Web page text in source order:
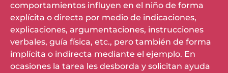
comportamientos influyen en el niño de forma
explícita o directa por medio de indicaciones,
explicaciones, argumentaciones, instrucciones
verbales, guía física, etc., pero también de forma
implícita o indirecta mediante el ejemplo. En
ocasiones la tarea les desborda y solicitan ayuda